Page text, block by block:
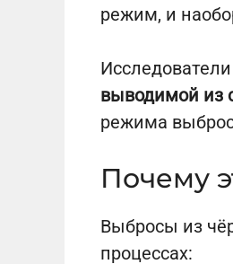
режим, и
выводимой из
режима
Почему
Выбросы из
процессах: